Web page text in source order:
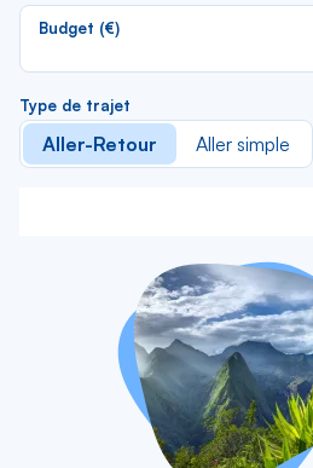
Budget (€)
Type de trajet
Aller-Retour Aller simple